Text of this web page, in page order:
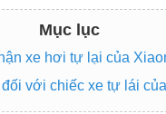
Mục lục
xe hơi tự lại của
đối với chiếc xe tự lái